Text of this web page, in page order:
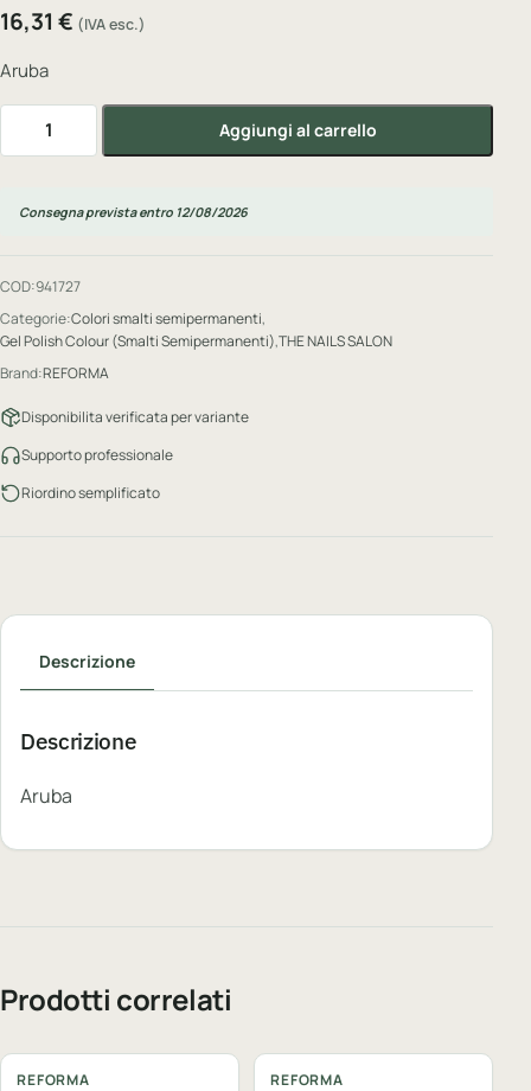
16,31 € (IVA esc.)
Aruba
GEL POLISH Aruba, 10 ml quantitàAggiungi al carrello
Consegna prevista entro 12/08/2026
COD:941727
Categorie:Colori smalti semipermanenti,
Gel Polish Colour (Smalti Semipermanenti),THE NAILS SALON
Brand:REFORMA
Disponibilita verificata per variante
Supporto professionale
Riordino semplificato
Descrizione
Descrizione
Aruba
Prodotti correlati
REFORMA REFORMA